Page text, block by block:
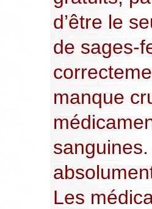
d’être le
de sages-
manque
sanguines.
Les